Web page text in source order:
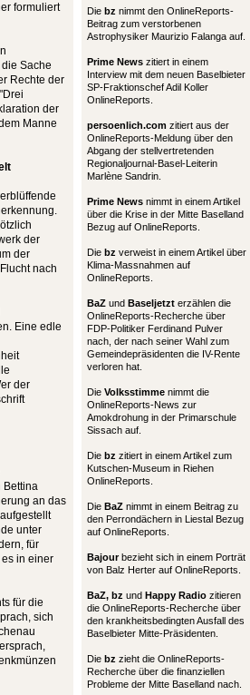
formuliert
Sache
Rechte der
der
Manne
der
der
nach
Eine edle
der
Bettina
an das
unter
für
in einer
für die
sich
Die bz nimmt den OnlineReports-
Beitrag zum verstorbenen
Astrophysiker Maurizio Falanga auf.
Prime News zitiert in einem
Interview mit dem neuen Baselbieter
SP-Fraktionschef Adil Koller
OnlineReports.
persoenlich.com zitiert aus der
OnlineReports-Meldung über den
Abgang der stellvertretenden
Regionaljournal-Basel-Leiterin
Marlène Sandrin.
Prime News nimmt in einem Artikel
über die Krise in der Mitte Baselland
Bezug auf OnlineReports.
Die bz verweist in einem Artikel über
Klima-Massnahmen auf
OnlineReports.
BaZ und Baseljetzt erzählen die
OnlineReports-Recherche über
FDP-Politiker Ferdinand Pulver
nach, der nach seiner Wahl zum
Gemeindepräsidenten die IV-Rente
verloren hat.
Die Volksstimme nimmt die
OnlineReports-News zur
Amokdrohung in der Primarschule
Sissach auf.
Die bz zitiert in einem Artikel zum
Kutschen-Museum in Riehen
OnlineReports.
Die BaZ nimmt in einem Beitrag zu
den Perrondächern in Liestal Bezug
auf OnlineReports.
Bajourbezieht sich in einem Porträt
von Balz Herter auf OnlineReports.
BaZ, bz und Happy Radio zitieren
die OnlineReports-Recherche über
den krankheitsbedingten Ausfall des
Baselbieter Mitte-Präsidenten.
Die bz zieht die OnlineReports-
Recherche über die finanziellen
Probleme der Mitte Baselland nach.